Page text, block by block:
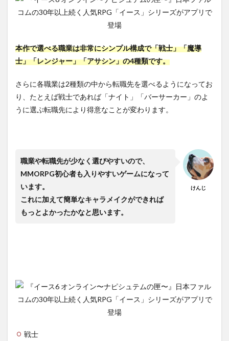
本作で選べる職業は非常にシンプル構成で「戦士」「魔導
士」「レンジャー」「アサシン」の4種類です。
さらに各職業は2種類の中から転職先を選べるようになってお
り、たとえば戦士であれば「ナイト」「バーサーカー」のよ
うに選ぶ転職先により得意なことが変わります。
けんじ
職業や転職先が少なく選びやすいので、
MMORPG初心者も入りやすいゲームになって
います。
これに加えて簡単なキャラメイクができれば
もっとよかったかなと思います。
戦士